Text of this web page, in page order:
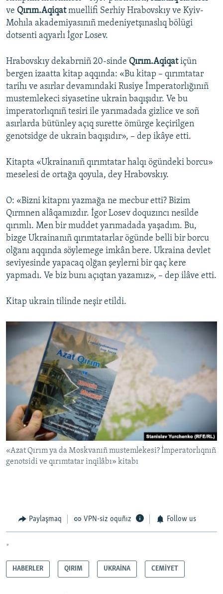
ve Qırım.Aqiqatmuellifi Serhiy Hrabovskıy ve Kyiv-
Mohıla akademiyasınıñ medeniyetşınaslıq bölügi
dotsenti aqyarlı İgor Losev.
Hrabovskıy dekabrniñ 20-sinde Qırım.Aqiqatiçün
bergen izaatta kitap aqqında: «Bu kitap – qırımtatar
tarihı ve asırlar devamındaki Rusiye İmperatorlığınıñ
mustemlekeci siyasetine ukrain baqışıdır. Ve bu
imperatorlıqnıñ tesiri ile yarımadada gizlice ve soñ
asırlarda bütünley açıq surette ömürge keçirilgen
genotsidge de ukrain baqışıdır», – dep ikâye etti.
Kitapta «Ukrainanıñ qırımtatar halqı ögündeki borcu»
meselesi de ortağa qoyula, dey Hrabovskıy.
O: «Bizni kitapnı yazmağa ne mecbur etti? Bizim
Qırmnen alâqamızdır. İgor Losev doquzıncı nesilde
qırımlı. Men bir muddet yarımadada yaşadım. Bu,
bizge Ukrainanıñ qırımtatarlar ögünde belli bir borcu
olğanı aqqında söylemege imkân bere. Ukraina devlet
seviyesinde yapacaq olğan şeylerni bir qaç kere
yapmadı. Ve biz bunı açıqtan yazamız», – dep ilâve etti.
Kitap ukrain tilinde neşir etildi.
«Azat Qırım ya da Moskvanıñ mustemlekesi? İmperatorlıqnıñ
genotsidi ve qırımtatar inqilâbı» kitabı
Paylaşmaq VPN-siz oquñız Follow us
*
HABERLER QIRIM UKRAİNA CEMİYET